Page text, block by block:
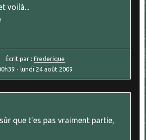
voilà...
Écrit par : Frederique
- lundi 24 août 2009
que t'es pas vraiment partie,